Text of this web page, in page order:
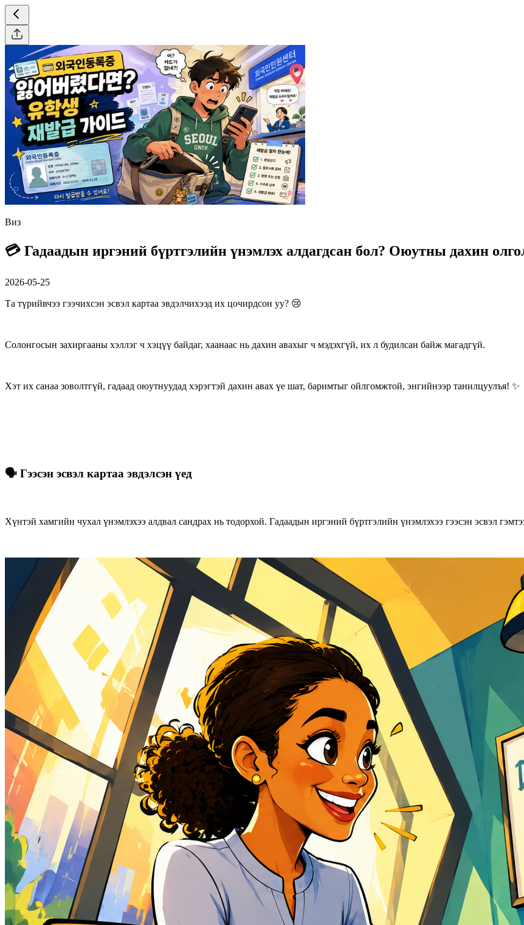
Виз
💳 Гадаадын иргэний бүртгэлийн үнэмлэх алдагдсан бол? Оюутны дахин
2026-05-25
Та түрийвчээ гээчихсэн эсвэл картаа эвдэлчихээд их цочирдсон уу? 😢
Солонгосын захиргааны хэллэг ч хэцүү байдаг, хаанаас нь дахин авахыг ч мэдэхгүй, их л будилсан байж магадгүй.
Хэт их санаа зоволтгүй, гадаад оюутнуудад хэрэгтэй дахин авах үе шат, баримтыг ойлгомжтой, энгийнээр танилцуулъя! ✨
🗣️ Гээсэн эсвэл картаа эвдэлсэн үед
Хүнтэй хамгийн чухал үнэмлэхээ алдвал сандрах нь тодорхой. Гадаадын иргэний бүртгэлийн үнэмлэхээ гээсэн эсвэл